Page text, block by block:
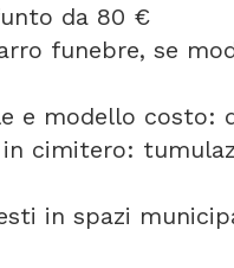
da 80 €
funebre, se
e modello costo:
cimitero:
in spazi